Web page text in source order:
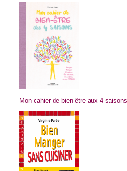
Mon cahier de bien-être aux 4 saisons